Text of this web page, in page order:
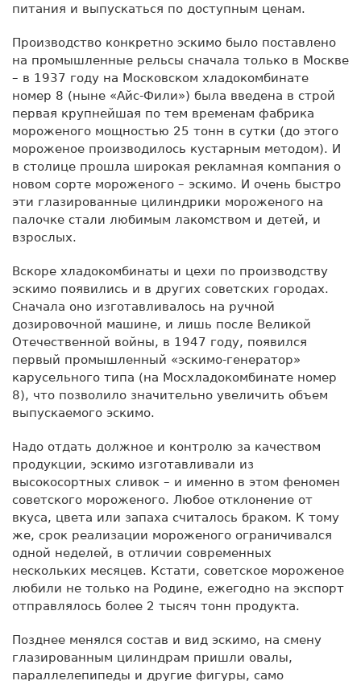
питания и выпускаться по доступным ценам.
Производство конкретно эскимо было поставлено
на промышленные рельсы сначала только в Москве
– в 1937 году на Московском хладокомбинате
номер 8 (ныне «Айс-Фили») была введена в строй
первая крупнейшая по тем временам фабрика
мороженого мощностью 25 тонн в сутки (до этого
мороженое производилось кустарным методом). И
в столице прошла широкая рекламная компания о
новом сорте мороженого – эскимо. И очень быстро
эти глазированные цилиндрики мороженого на
палочке стали любимым лакомством и детей, и
взрослых.
Вскоре хладокомбинаты и цехи по производству
эскимо появились и в других советских городах.
Сначала оно изготавливалось на ручной
дозировочной машине, и лишь после Великой
Отечественной войны, в 1947 году, появился
первый промышленный «эскимо-генератор»
карусельного типа (на Мосхладокомбинате номер
8), что позволило значительно увеличить объем
выпускаемого эскимо.
Надо отдать должное и контролю за качеством
продукции, эскимо изготавливали из
высокосортных сливок – и именно в этом феномен
советского мороженого. Любое отклонение от
вкуса, цвета или запаха считалось браком. К тому
же, срок реализации мороженого ограничивался
одной неделей, в отличии современных
нескольких месяцев. Кстати, советское мороженое
любили не только на Родине, ежегодно на экспорт
отправлялось более 2 тысяч тонн продукта.
Позднее менялся состав и вид эскимо, на смену
глазированным цилиндрам пришли овалы,
параллелепипеды и другие фигуры, само